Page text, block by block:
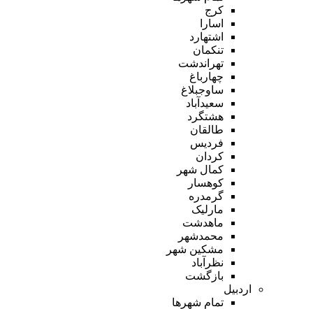
کرج
اسارا
اشتهارد
تنکمان
تهراندشت
چهارباغ
ساوجبلاغ
سعیدآباد
هشتگرد
طالقان
فردیس
کردان
کمال شهر
کوهسار
گرمدره
مارلیک
ماهدشت
محمدشهر
مشکین شهر
نظرآباد
بازگشت
اردبیل
تمام شهر‌ها